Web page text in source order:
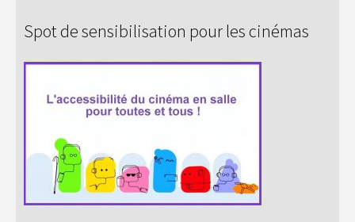
Spot de sensibilisation pour les cinémas